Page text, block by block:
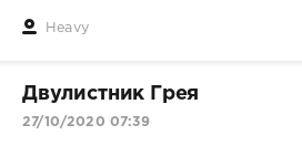
Heavy
Двулистник Грея
27/10/2020 07:39